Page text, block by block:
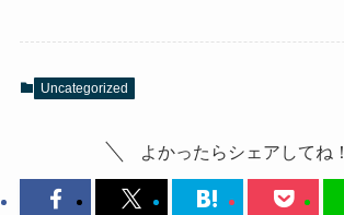
Uncategorized
よかったらシェアしてね！